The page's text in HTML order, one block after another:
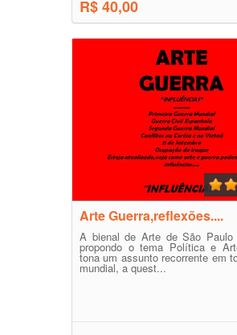
R$ 40,00
Arte Guerra,reflexões....
A bienal de Arte de São Paulo
propondo o tema Política e
tona um assunto recorrente em
mundial, a quest...